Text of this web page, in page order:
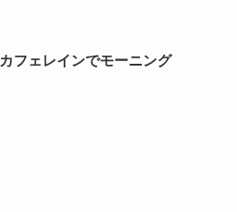
カフェレインでモーニング